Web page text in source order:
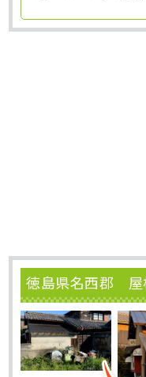
徳島県名西郡 屋